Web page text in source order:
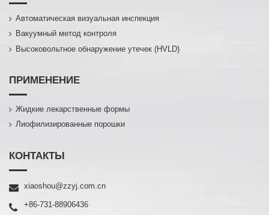
Автоматическая визуальная инспекция
Вакуумный метод контроля
Высоковольтное обнаружение утечек (HVLD)
ПРИМЕНЕНИЕ
Жидкие лекарственные формы
Лиофилизированные порошки
КОНТАКТЫ
xiaoshou@zzyj.com.cn
+86-731-88906436